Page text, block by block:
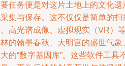
任务便是对这片土地上的文化
集与保存。这不仅仅是简单的
高光谱成像、虚拟现实（VR）
的翰墨春秋、大明宫的盛世气
的“数字基因库”。这些软件工